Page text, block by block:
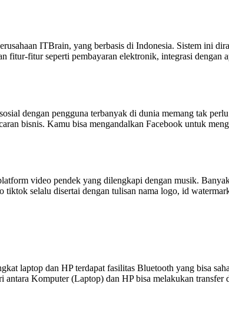
ITBrain, yang berbasis di Indonesia. Sistem ini
fitur seperti pembayaran elektronik, integrasi dengan
dengan pengguna terbanyak di dunia memang tak
bisnis. Kamu bisa mengandalkan Facebook untuk
video pendek yang dilengkapi dengan musik.
selalu disertai dengan tulisan nama logo, id
laptop dan HP terdapat fasilitas Bluetooth yang bisa
Komputer (Laptop) dan HP bisa melakukan